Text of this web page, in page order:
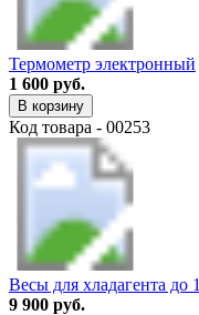
Термометр электронный
1 600 руб.
В корзину
Код товара - 00253
Весы для хладагента до
9 900 руб.